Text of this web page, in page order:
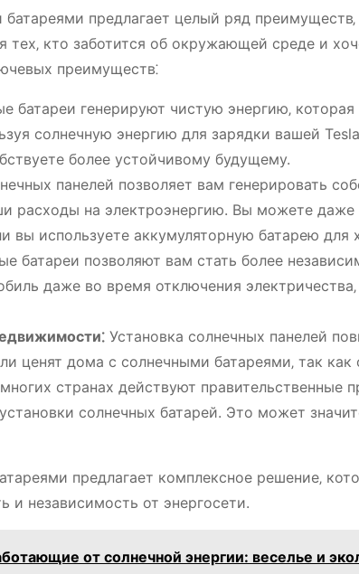
предлагает целый ряд
кто заботится об окружающей среде и
преимуществ⁚
батареи генерируют чистую энергию‚
солнечную энергию для зарядки вашей
более устойчивому будущему.
панелей позволяет вам генерировать
расходы на электроэнергию. Вы можете даже
вы используете аккумуляторную батарею для
батареи позволяют вам стать более
даже во время отключения
Установка солнечных панелей
ценят дома с солнечными батареями‚ так
странах действуют правительственные
солнечных батарей. Это может
предлагает комплексное решение‚
и независимость от энергосети.
от солнечной энергии: веселье и